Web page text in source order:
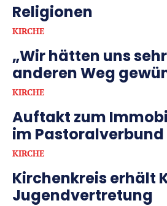
Religionen
KIRCHE
„Wir hätten uns
anderen Weg
KIRCHE
Auftakt zum
im
KIRCHE
Kirchenkreis erhält
Jugendvertretung